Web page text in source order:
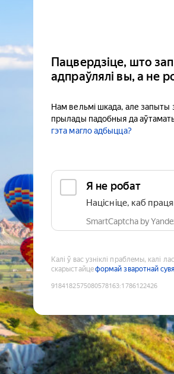
Пацвердзіце, што
адпраўлялі вы, а не
Нам вельмі шкада, але запыты
прылады падобныя да
гэта магло адбыцца?
Я не робат
Націсніце, каб
SmartCaptcha by
Калі ў вас узніклі праблемы, калі
скарыстайцеформай зваротнай
9184182575080578163:1786122426